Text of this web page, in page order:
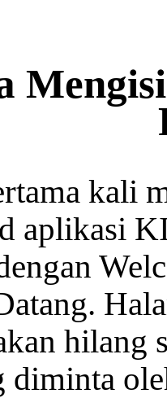
kali
aplikasi
hilang
diminta